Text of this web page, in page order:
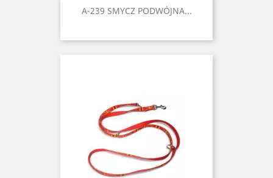
A-239 SMYCZ PODWÓJNA...